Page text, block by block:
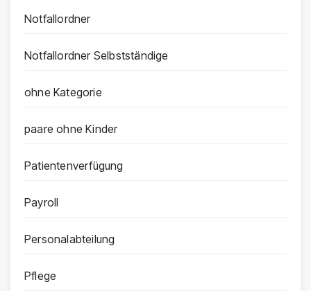
Notfallordner
Notfallordner Selbstständige
ohne Kategorie
paare ohne Kinder
Patientenverfügung
Payroll
Personalabteilung
Pflege